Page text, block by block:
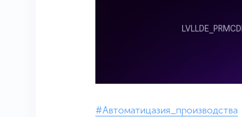
#Автоматицазия_производства